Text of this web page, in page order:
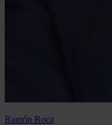
Ramón Roca